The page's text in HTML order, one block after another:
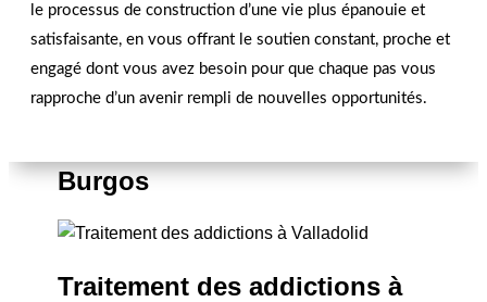
le processus de construction d’une vie plus épanouie et
satisfaisante, en vous offrant le soutien constant, proche et
engagé dont vous avez besoin pour que chaque pas vous
rapproche d’un avenir rempli de nouvelles opportunités.
Burgos
Traitement des addictions à